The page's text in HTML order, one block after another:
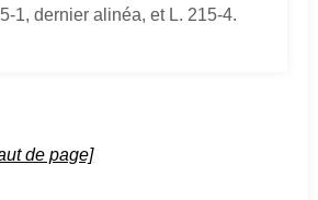
1, dernier alinéa, et L. 215-4.
de page]